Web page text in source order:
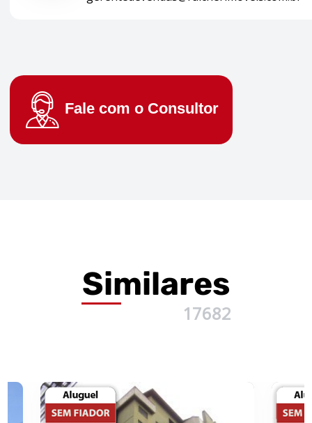
Fale com o Consultor
Similares
17682